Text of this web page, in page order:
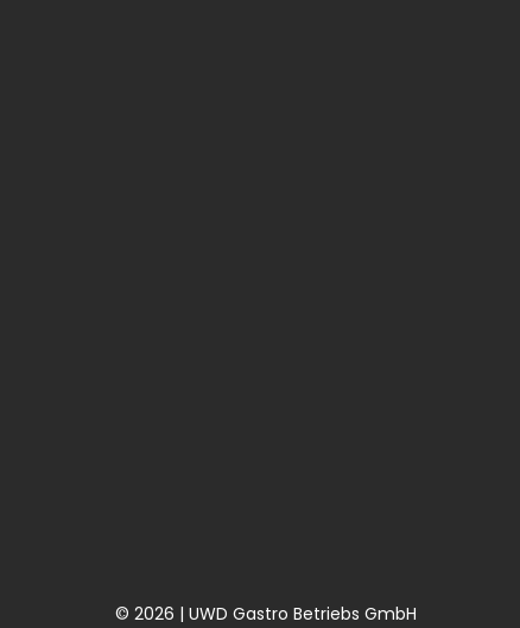
© 2026 | UWD Gastro Betriebs GmbH